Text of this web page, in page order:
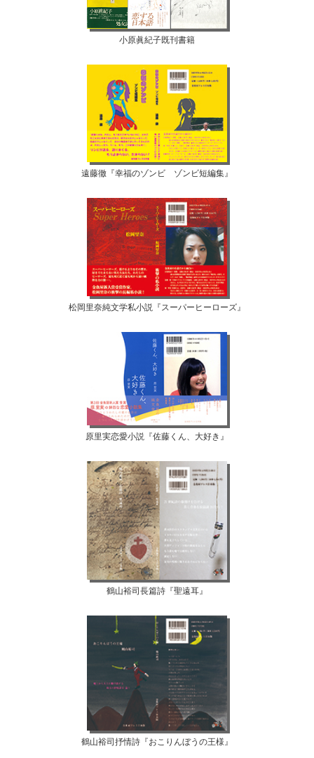
小原眞紀子既刊書籍
遠藤徹『幸福のゾンビ ゾンビ短編集』
松岡里奈純文学私小説『スーパーヒーローズ』
原里実恋愛小説『佐藤くん、大好き』
鶴山裕司長篇詩『聖遠耳』
鶴山裕司抒情詩『おこりんぼうの王様』